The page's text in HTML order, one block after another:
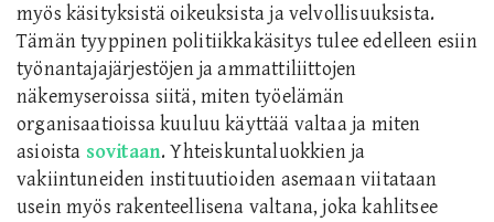
myös käsityksistä oikeuksista ja velvollisuuksista.
Tämän tyyppinen politiikkakäsitys tulee edelleen esiin
työnantajajärjestöjen ja ammattiliittojen
näkemyseroissa siitä, miten työelämän
organisaatioissa kuuluu käyttää valtaa ja miten
asioista sovitaan. Yhteiskuntaluokkien ja
vakiintuneiden instituutioiden asemaan viitataan
usein myös rakenteellisena valtana, joka kahlitsee